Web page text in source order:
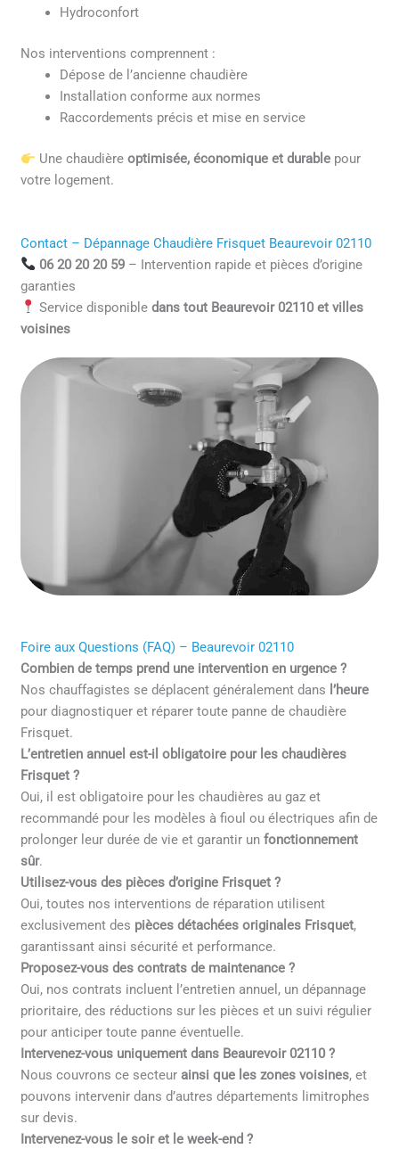
Hydroconfort
Nos interventions comprennent :
Dépose de l’ancienne chaudière
Installation conforme aux normes
Raccordements précis et mise en service
Une chaudière optimisée, économique et durablepour
votre logement.
Contact – Dépannage Chaudière Frisquet Beaurevoir 02110
06 20 20 20 59– Intervention rapide et pièces d’origine
garanties
Service disponible dans tout Beaurevoir 02110 et villes
voisines
Foire aux Questions (FAQ) – Beaurevoir 02110
Combien de temps prend une intervention en urgence ?
Nos chauffagistes se déplacent généralement dans l’heure
pour diagnostiquer et réparer toute panne de chaudière
Frisquet.
L’entretien annuel est-il obligatoire pour les chaudières
Frisquet ?
Oui, il est obligatoire pour les chaudières au gaz et
recommandé pour les modèles à fioul ou électriques afin de
prolonger leur durée de vie et garantir unfonctionnement
sûr.
Utilisez-vous des pièces d’origine Frisquet ?
Oui, toutes nos interventions de réparation utilisent
exclusivement des pièces détachées originales Frisquet,
garantissant ainsi sécurité et performance.
Proposez-vous des contrats de maintenance ?
Oui, nos contrats incluent l’entretien annuel, un dépannage
prioritaire, des réductions sur les pièces et un suivi régulier
pour anticiper toute panne éventuelle.
Intervenez-vous uniquement dans Beaurevoir 02110 ?
Nous couvrons ce secteur ainsi que les zones voisines, et
pouvons intervenir dans d’autres départements limitrophes
sur devis.
Intervenez-vous le soir et le week-end ?